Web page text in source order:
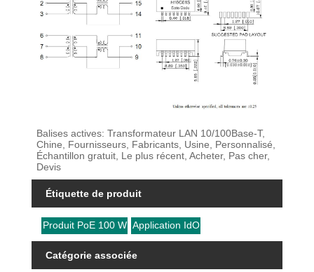
Balises actives: Transformateur LAN 10/100Base-T,
Chine, Fournisseurs, Fabricants, Usine, Personnalisé,
Échantillon gratuit, Le plus récent, Acheter, Pas cher,
Devis
Étiquette de produit
Produit PoE 100 W Application IdO
Catégorie associée